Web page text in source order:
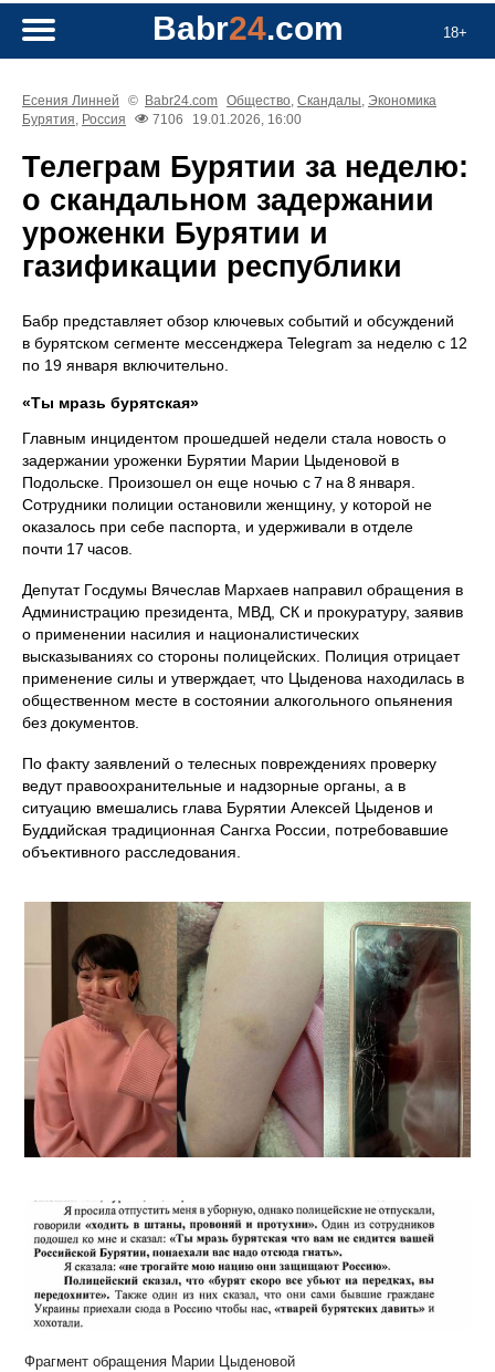
18+
Babr24.com
Есения Линней © Babr24.com Общество, Скандалы, Экономика
Бурятия, Россия 7106 19.01.2026, 16:00
Телеграм Бурятии за неделю:
о скандальном задержании
уроженки Бурятии и
газификации республики
Бабр представляет обзор ключевых событий и обсуждений
в бурятском сегменте мессенджера Telegram за неделю с 12
по 19 января включительно.
«Ты мразь бурятская»
Главным инцидентом прошедшей недели стала новость о
задержании уроженки Бурятии Марии Цыденовой в
Подольске. Произошел он еще ночью с 7 на 8 января.
Сотрудники полиции остановили женщину, у которой не
оказалось при себе паспорта, и удерживали в отделе
почти 17 часов.
Депутат Госдумы Вячеслав Мархаев направил обращения в
Администрацию президента, МВД, СК и прокуратуру, заявив
о применении насилия и националистических
высказываниях со стороны полицейских. Полиция отрицает
применение силы и утверждает, что Цыденова находилась в
общественном месте в состоянии алкогольного опьянения
без документов.
По факту заявлений о телесных повреждениях проверку
ведут правоохранительные и надзорные органы, а в
ситуацию вмешались глава Бурятии Алексей Цыденов и
Буддийская традиционная Сангха России, потребовавшие
объективного расследования.
Фрагмент обращения Марии Цыденовой